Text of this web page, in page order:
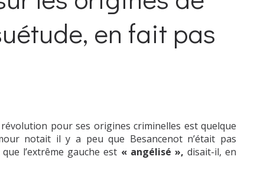
en fait pas
pour ses origines criminelles est quelque
notait il y a peu que Besancenot n’était pas
l’extrême gauche est « angélisé », disait-il, en